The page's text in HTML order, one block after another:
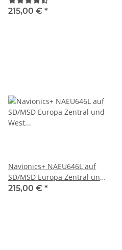
Kattegat (45XG)
215,00 € *
Navionics+ NAEU646L auf
SD/MSD Europa Zentral und
West (ehemals 46XG)
215,00 € *